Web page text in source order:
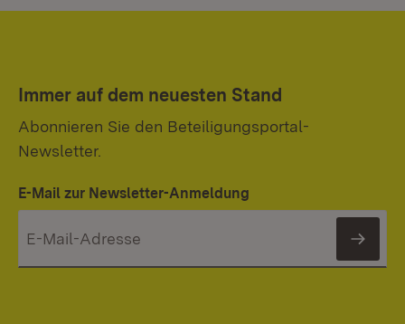
Immer auf dem neuesten Stand
Abonnieren Sie den Beteiligungsportal-
Newsletter.
E-Mail zur Newsletter-Anmeldung